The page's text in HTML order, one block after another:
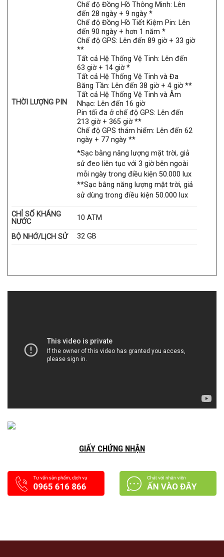
THỜI LƯỢNG PIN
Chế độ Đồng Hồ Thông Minh: Lên
đến 28 ngày + 9 ngày *
Chế độ Đồng Hồ Tiết Kiệm Pin: Lên
đến 90 ngày + hơn 1 năm *
Chế độ GPS: Lên đến 89 giờ + 33 giờ
**
Tất cả Hệ Thống Vệ Tinh: Lên đến
63 giờ + 14 giờ *
Tất cả Hệ Thống Vệ Tinh và Đa
Băng Tần: Lên đến 38 giờ + 4 giờ **
Tất cả Hệ Thống Vệ Tinh và Âm
Nhạc: Lên đến 16 giờ
Pin tối đa ở chế độ GPS: Lên đến
213 giờ + 365 giờ **
Chế độ GPS thám hiểm: Lên đến 62
ngày + 77 ngày **
*Sạc bằng năng lượng mặt trời, giả
sử đeo liên tục với 3 giờ bên ngoài
mỗi ngày trong điều kiện 50.000 lux
**Sạc bằng năng lượng mặt trời, giả
sử dùng trong điều kiện 50.000 lux
CHỈ SỐ KHÁNG
NƯỚC
10 ATM
BỘ NHỚ/LỊCH SỬ 32 GB
GIẤY CHỨNG NHẬN